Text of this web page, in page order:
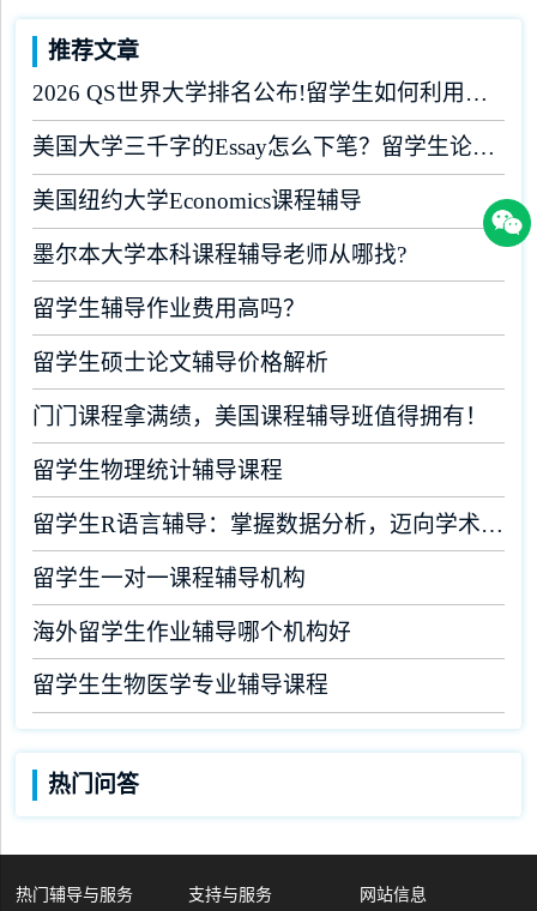
推荐文章
2026 QS世界大学排名公布!留学生如何利用榜单做好学业规划?
美国大学三千字的Essay怎么下笔？留学生论文辅导
美国纽约大学Economics课程辅导
墨尔本大学本科课程辅导老师从哪找?
留学生辅导作业费用高吗？
留学生硕士论文辅导价格解析
门门课程拿满绩，美国课程辅导班值得拥有！
留学生物理统计辅导课程
留学生R语言辅导：掌握数据分析，迈向学术成功
留学生一对一课程辅导机构
海外留学生作业辅导哪个机构好
留学生生物医学专业辅导课程
热门问答
热门辅导与服务 支持与服务 网站信息